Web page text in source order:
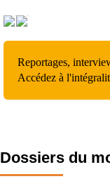
Reportages,
Accédez à
Dossiers du